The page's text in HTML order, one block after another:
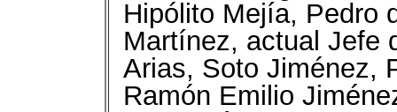
Hipólito Mejía, Pedro
Martínez, actual Jefe
Arias, Soto Jiménez,
Ramón Emilio